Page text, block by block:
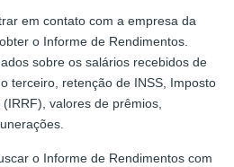
em contato com a empresa da
o Informe de Rendimentos.
sobre os salários recebidos de
terceiro, retenção de INSS, Imposto
valores de prêmios,
o Informe de Rendimentos com